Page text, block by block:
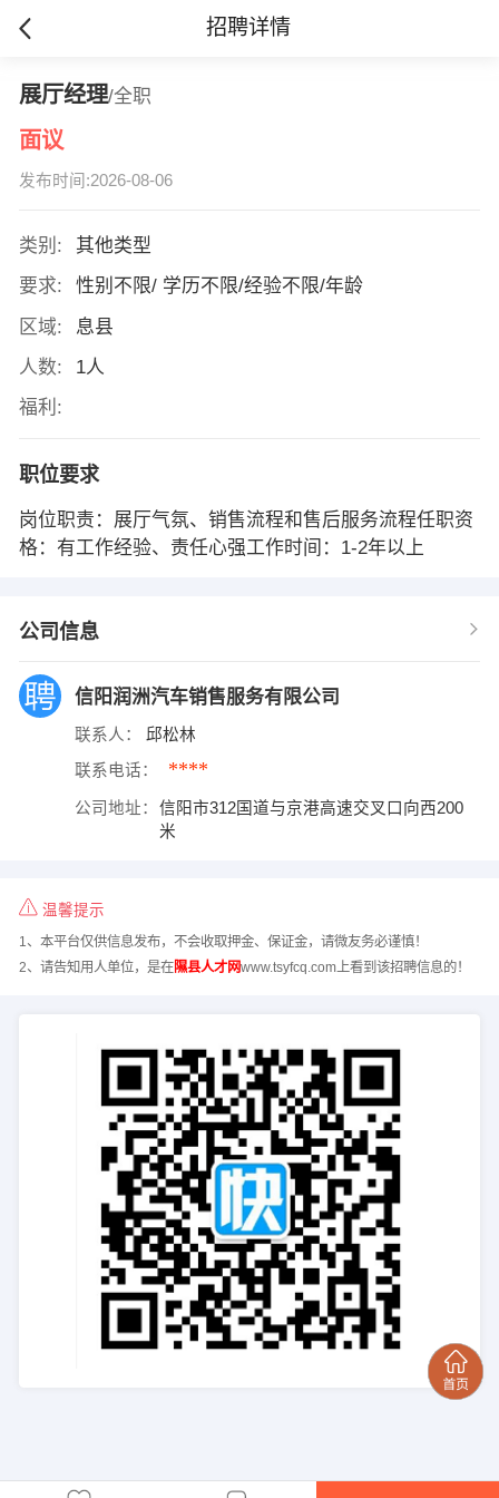
招聘详情
展厅经理/全职
面议
发布时间:2026-08-06
类别:
其他类型
要求:
性别不限/ 学历不限/经验不限/年龄
区域:
息县
人数:
1人
福利:
职位要求
岗位职责：展厅气氛、销售流程和售后服务流程任职资
格：有工作经验、责任心强工作时间：1-2年以上
公司信息
信阳润洲汽车销售服务有限公司
联系人： 邱松林
联系电话： ****
公司地址：
信阳市312国道与京港高速交叉口向西200
米
温馨提示
1、本平台仅供信息发布，不会收取押金、保证金，请微友务必谨慎！
2、请告知用人单位，是在隰县人才网www.tsyfcq.com上看到该招聘信息的！